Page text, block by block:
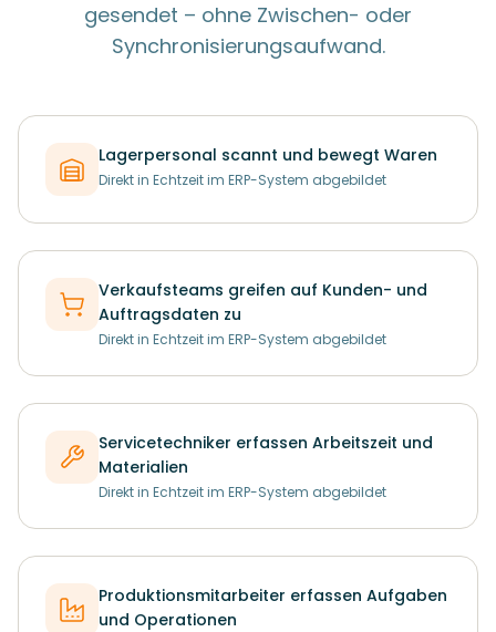
gesendet – ohne Zwischen- oder
Synchronisierungsaufwand.
Lagerpersonal scannt und bewegt Waren
Direkt in Echtzeit im ERP-System abgebildet
Verkaufsteams greifen auf Kunden- und
Auftragsdaten zu
Direkt in Echtzeit im ERP-System abgebildet
Servicetechniker erfassen Arbeitszeit und
Materialien
Direkt in Echtzeit im ERP-System abgebildet
Produktionsmitarbeiter erfassen Aufgaben
und Operationen